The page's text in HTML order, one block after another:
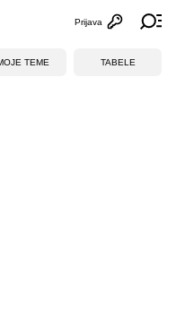
Otvori
Prijava
TEME TABELE